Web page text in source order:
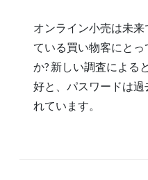
オンライン小売は未
ている買い物客にと
か? 新しい調査による
好と、パスワードは
れています。